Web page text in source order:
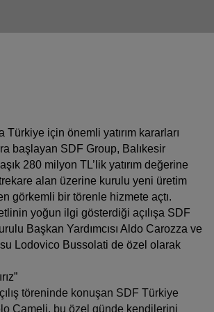
Türkiye için önemli yatırım kararları
başlayan SDF Group, Balıkesir
280 milyon TL’lik yatırım değerine
alan üzerine kurulu yeni üretim
görkemli bir törenle hizmete açtı.
yoğun ilgi gösterdiği açılışa SDF
Başkan Yardımcısı Aldo Carozza ve
Lodovico Bussolati de özel olarak
töreninde konuşan SDF Türkiye
Cameli, bu özel günde kendilerini